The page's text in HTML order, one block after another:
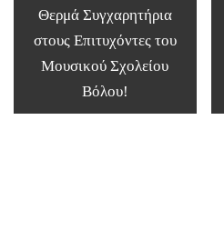
Θερμά Συγχαρητήρια
στους Επιτυχόντες του
Μουσικού Σχολείου
Βόλου!